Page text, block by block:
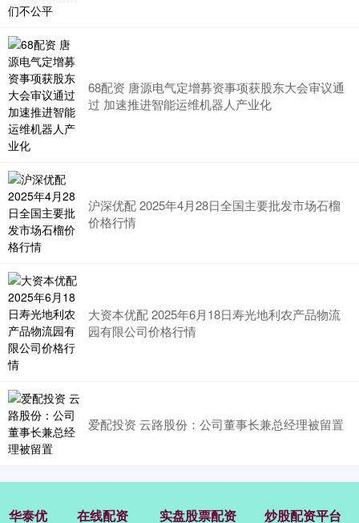
68配资 唐源电气定增募资事项获股东大会审议通
过 加速推进智能运维机器人产业化
沪深优配 2025年4月28日全国主要批发市场石榴
价格行情
大资本优配 2025年6月18日寿光地利农产品物流
园有限公司价格行情
爱配投资 云路股份：公司董事长兼总经理被留置
华泰优 在线配资 实盘股票配资 炒股配资平台